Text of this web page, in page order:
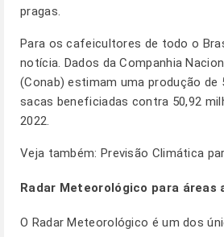
pragas.
Para os cafeicultores de todo o
notícia. Dados da Companhia
(Conab) estimam uma produção de
sacas beneficiadas contra 50,92
2022.
Veja também: Previsão Climática
Radar Meteorológico para áreas
O Radar Meteorológico é um dos